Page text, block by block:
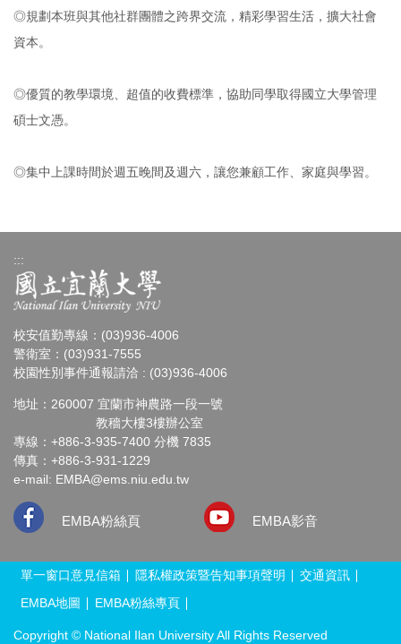
◎規劃本班與其他社群團體之跨界交流，精彩學習生活，擴大社會
資本。
◎優質的教學環境、超值的收費標準，協助同學取得國立大學管理
碩士文憑。
◎集中上課時間於週五晚間及週六，讓您兼顧工作、家庭與學習。
:::
校安值勤專線：(03)936-4006
警衛室：(03)931-7555
校園性別事件通報請洽 : (03)936-4006
地址：260007 宜蘭市神農路一段一號
教穡大樓3樓辦公室
專線：+886-3-935-7400 分機 7835
傳真：+886-3-931-1229
e-mail: EMBA@ems.niu.edu.tw
EMBA粉絲頁 EMBA影音
單一窗口意見信箱 隱私權政策暨告知事項聲明
交通資訊
EMBA地圖
EMBA粉絲專頁
Copyright © National Ilan University All Rights Reserved